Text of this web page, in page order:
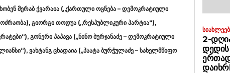
მერაბ ქვარაია („ქართული ოცნება – დემოკრატიული
გიორგი თოდუა („რესპუბლიკური პარტია“),
გონერი პაპავა („ნინო ბურჯანაძე – დემოკრატიული
ვახტანგ ცხადაია („პაატა ბურჭულაძე – სახელმწიფო
2-